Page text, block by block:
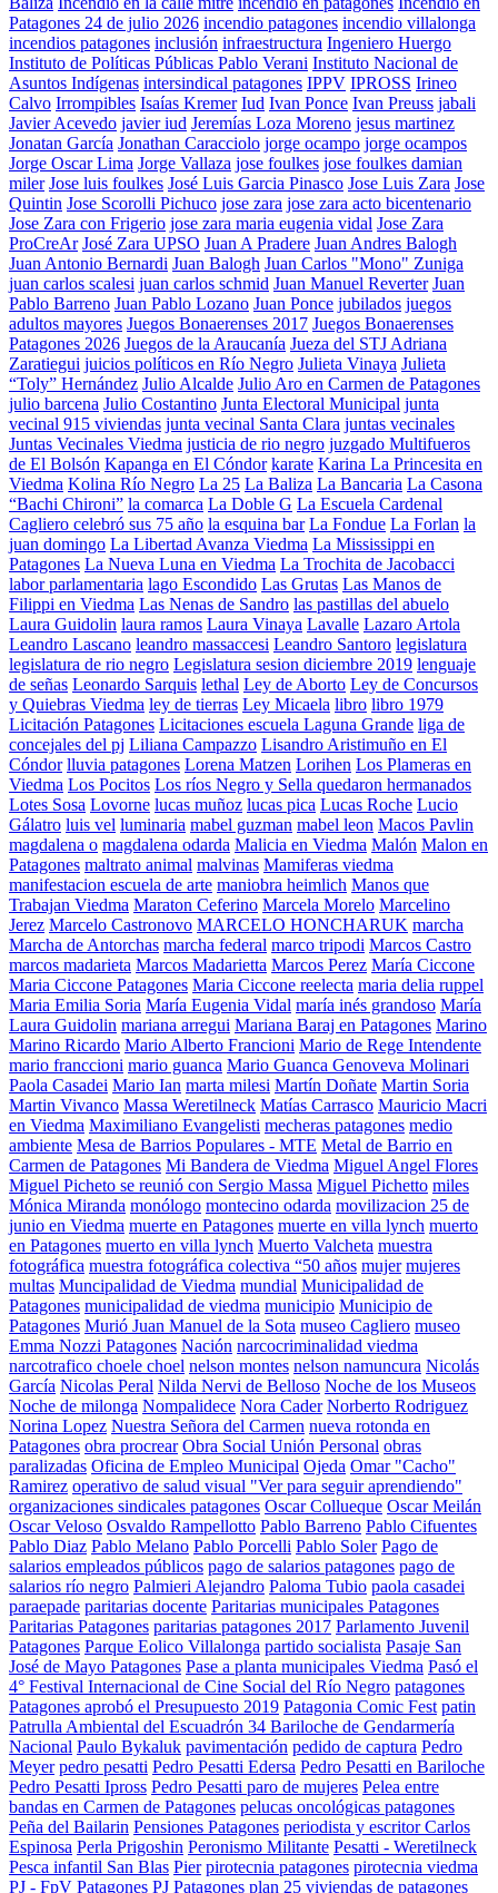
Patagones 24 de julio 2026 incendio patagones incendio villalonga
incendios patagones inclusión infraestructura Ingeniero Huergo
Instituto de Políticas Públicas Pablo Verani Instituto Nacional de
Asuntos Indígenas intersindical patagones IPPV IPROSS Irineo
Calvo Irrompibles Isaías Kremer Iud Ivan Ponce Ivan Preuss jabali
Javier Acevedo javier iud Jeremías Loza Moreno jesus martinez
Jonatan García Jonathan Caracciolo jorge ocampo jorge ocampos
Jorge Oscar Lima Jorge Vallaza jose foulkes jose foulkes damian
miler Jose luis foulkes José Luis Garcia Pinasco Jose Luis Zara Jose
Quintin Jose Scorolli Pichuco jose zara jose zara acto bicentenario
Jose Zara con Frigerio jose zara maria eugenia vidal Jose Zara
ProCreAr José Zara UPSO Juan A Pradere Juan Andres Balogh
Juan Antonio Bernardi Juan Balogh Juan Carlos "Mono" Zuniga
juan carlos scalesi juan carlos schmid Juan Manuel Reverter Juan
Pablo Barreno Juan Pablo Lozano Juan Ponce jubilados juegos
adultos mayores Juegos Bonaerenses 2017 Juegos Bonaerenses
Patagones 2026 Juegos de la Araucanía Jueza del STJ Adriana
Zaratiegui juicios políticos en Río Negro Julieta Vinaya Julieta
“Toly” Hernández Julio Alcalde Julio Aro en Carmen de Patagones
julio barcena Julio Costantino Junta Electoral Municipal junta
vecinal 915 viviendas junta vecinal Santa Clara juntas vecinales
Juntas Vecinales Viedma justicia de rio negro juzgado Multifueros
de El Bolsón Kapanga en El Cóndor karate Karina La Princesita en
Viedma Kolina Río Negro La 25 La Baliza La Bancaria La Casona
“Bachi Chironi” la comarca La Doble G La Escuela Cardenal
Cagliero celebró sus 75 año la esquina bar La Fondue La Forlan la
juan domingo La Libertad Avanza Viedma La Mississippi en
Patagones La Nueva Luna en Viedma La Trochita de Jacobacci
labor parlamentaria lago Escondido Las Grutas Las Manos de
Filippi en Viedma Las Nenas de Sandro las pastillas del abuelo
Laura Guidolin laura ramos Laura Vinaya Lavalle Lazaro Artola
Leandro Lascano leandro massaccesi Leandro Santoro legislatura
legislatura de rio negro Legislatura sesion diciembre 2019 lenguaje
de señas Leonardo Sarquis lethal Ley de Aborto Ley de Concursos
y Quiebras Viedma ley de tierras Ley Micaela libro libro 1979
Licitación Patagones Licitaciones escuela Laguna Grande liga de
concejales del pj Liliana Campazzo Lisandro Aristimuño en El
Cóndor lluvia patagones Lorena Matzen Lorihen Los Plameras en
Viedma Los Pocitos Los ríos Negro y Sella quedaron hermanados
Lotes Sosa Lovorne lucas muñoz lucas pica Lucas Roche Lucio
Gálatro luis vel luminaria mabel guzman mabel leon Macos Pavlin
magdalena o magdalena odarda Malicia en Viedma Malón Malon en
Patagones maltrato animal malvinas Mamiferas viedma
manifestacion escuela de arte maniobra heimlich Manos que
Trabajan Viedma Maraton Ceferino Marcela Morelo Marcelino
Jerez Marcelo Castronovo MARCELO HONCHARUK marcha
Marcha de Antorchas marcha federal marco tripodi Marcos Castro
marcos madarieta Marcos Madarietta Marcos Perez María Ciccone
Maria Ciccone Patagones Maria Ciccone reelecta maria delia ruppel
Maria Emilia Soria María Eugenia Vidal maría inés grandoso María
Laura Guidolin mariana arregui Mariana Baraj en Patagones Marino
Marino Ricardo Mario Alberto Francioni Mario de Rege Intendente
mario franccioni mario guanca Mario Guanca Genoveva Molinari
Paola Casadei Mario Ian marta milesi Martín Doñate Martin Soria
Martin Vivanco Massa Weretilneck Matías Carrasco Mauricio Macri
en Viedma Maximiliano Evangelisti mecheras patagones medio
ambiente Mesa de Barrios Populares - MTE Metal de Barrio en
Carmen de Patagones Mi Bandera de Viedma Miguel Angel Flores
Miguel Picheto se reunió con Sergio Massa Miguel Pichetto miles
Mónica Miranda monólogo montecino odarda movilizacion 25 de
junio en Viedma muerte en Patagones muerte en villa lynch muerto
en Patagones muerto en villa lynch Muerto Valcheta muestra
fotográfica muestra fotográfica colectiva “50 años mujer mujeres
multas Muncipalidad de Viedma mundial Municipalidad de
Patagones municipalidad de viedma municipio Municipio de
Patagones Murió Juan Manuel de la Sota museo Cagliero museo
Emma Nozzi Patagones Nación narcocriminalidad viedma
narcotrafico choele choel nelson montes nelson namuncura Nicolás
García Nicolas Peral Nilda Nervi de Belloso Noche de los Museos
Noche de milonga Nompalidece Nora Cader Norberto Rodriguez
Norina Lopez Nuestra Señora del Carmen nueva rotonda en
Patagones obra procrear Obra Social Unión Personal obras
paralizadas Oficina de Empleo Municipal Ojeda Omar "Cacho"
Ramirez operativo de salud visual "Ver para seguir aprendiendo"
organizaciones sindicales patagones Oscar Collueque Oscar Meilán
Oscar Veloso Osvaldo Rampellotto Pablo Barreno Pablo Cifuentes
Pablo Diaz Pablo Melano Pablo Porcelli Pablo Soler Pago de
salarios empleados públicos pago de salarios patagones pago de
salarios río negro Palmieri Alejandro Paloma Tubio paola casadei
paraepade paritarias docente Paritarias municipales Patagones
Paritarias Patagones paritarias patagones 2017 Parlamento Juvenil
Patagones Parque Eolico Villalonga partido socialista Pasaje San
José de Mayo Patagones Pase a planta municipales Viedma Pasó el
4° Festival Internacional de Cine Social del Río Negro patagones
Patagones aprobó el Presupuesto 2019 Patagonia Comic Fest patin
Patrulla Ambiental del Escuadrón 34 Bariloche de Gendarmería
Nacional Paulo Bykaluk pavimentación pedido de captura Pedro
Meyer pedro pesatti Pedro Pesatti Edersa Pedro Pesatti en Bariloche
Pedro Pesatti Ipross Pedro Pesatti paro de mujeres Pelea entre
bandas en Carmen de Patagones pelucas oncológicas patagones
Peña del Bailarin Pensiones Patagones periodista y escritor Carlos
Espinosa Perla Prigoshin Peronismo Militante Pesatti - Weretilneck
Pesca infantil San Blas Pier pirotecnia patagones pirotecnia viedma
PJ - FpV Patagones PJ Patagones plan 25 viviendas de patagones